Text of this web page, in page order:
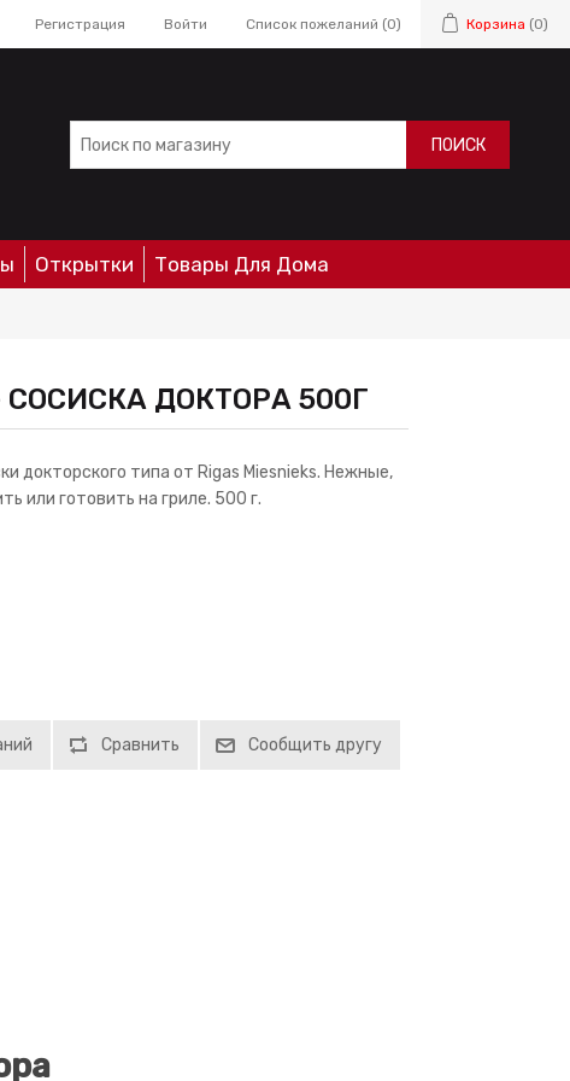
Регистрация Войти Список пожеланий (0) Корзина (0)
ПОИСК
Открытки Товары Для Дома
- СОСИСКА ДОКТОРА 500Г
докторского типа от Rigas Miesnieks. Нежные,
или готовить на гриле. 500 г.
Сравнить Сообщить другу